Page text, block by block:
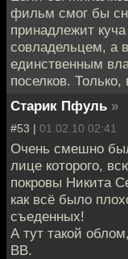
фильм смог бы
принадлежит
совладельцем, а
единственным
поселков.
Старик Пфуль »
#53 | 01.02.10 02:41
Очень смешно
лице которого,
покровы Никита
как всё было
съеденных!
А тут такой
ВВ.